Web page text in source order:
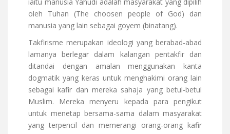
oleh Tuhan (The choosen people of God) dan
manusia yang lain sebagai goyem (binatang).
Takfirisme merupakan ideologi yang berabad-abad
lamanya berlegar dalam kalangan pentakfir dan
ditandai dengan amalan menggunakan kanta
dogmatik yang keras untuk menghakimi orang lain
sebagai kafir dan mereka sahaja yang betul-betul
Muslim. Mereka menyeru kepada para pengikut
untuk menetap bersama-sama dalam masyarakat
yang terpencil dan memerangi orang-orang kafir